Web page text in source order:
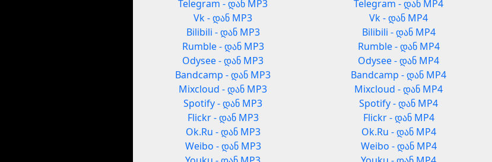
Telegram - დან MP3
Vk - დან MP3
Bilibili - დან MP3
Rumble - დან MP3
Odysee - დან MP3
Bandcamp - დან MP3
Mixcloud - დან MP3
Spotify - დან MP3
Flickr - დან MP3
Ok.Ru - დან MP3
Weibo - დან MP3
Telegram - დან MP4
Vk - დან MP4
Bilibili - დან MP4
Rumble - დან MP4
Odysee - დან MP4
Bandcamp - დან MP4
Mixcloud - დან MP4
Spotify - დან MP4
Flickr - დან MP4
Ok.Ru - დან MP4
Weibo - დან MP4